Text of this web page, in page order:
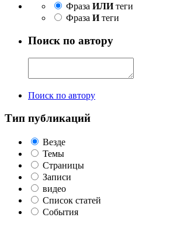
Фраза ИЛИтеги
Фраза Итеги
Поиск по автору
Поиск по автору
Тип публикаций
Везде
Темы
Страницы
Записи
видео
Список статей
События